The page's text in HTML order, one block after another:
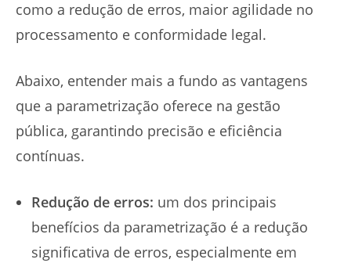
como a redução de erros, maior agilidade no
processamento e conformidade legal.
Abaixo, entender mais a fundo as vantagens
que a parametrização oferece na gestão
pública, garantindo precisão e eficiência
contínuas.
Redução de erros: um dos principais
benefícios da parametrização é a redução
significativa de erros, especialmente em